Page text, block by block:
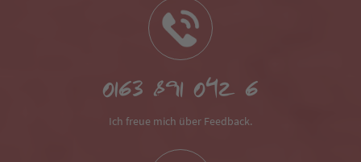
0163 891 042 6
Ich freue mich über Feedback.